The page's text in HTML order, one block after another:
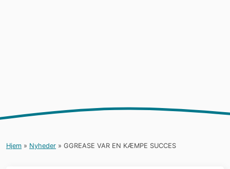
Hjem » Nyheder » GGREASE VAR EN KÆMPE SUCCES